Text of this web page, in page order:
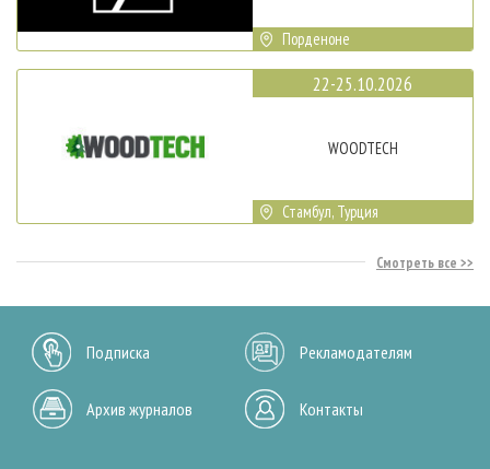
Порденоне
22-25.10.2026
WOODTECH
Стамбул, Турция
Смотреть все
Подписка Рекламодателям
Архив журналов Контакты